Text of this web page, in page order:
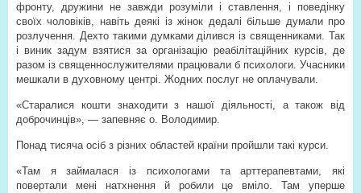
фронту, дружини не завжди розуміли і ставлення, і поведінку
своїх чоловіків, навіть деякі із жінок дедалі більше думали про
розлучення. Дехто такими думками ділився із священниками. Так
і виник задум взятися за організацію реабілітаційних курсів, де
разом із священнослужителями працювали б психологи. Учасники
мешкали в духовному центрі. Жодних послуг не оплачували.
«Старалися кошти знаходити з нашої діяльності, а також від
доброчинців», — запевняє о. Володимир.
Понад тисяча осіб з різних областей країни пройшли такі курси.
«Там я займалася із психологами та арттерапевтами, які
повертали мені натхнення й робили це вміло. Там уперше